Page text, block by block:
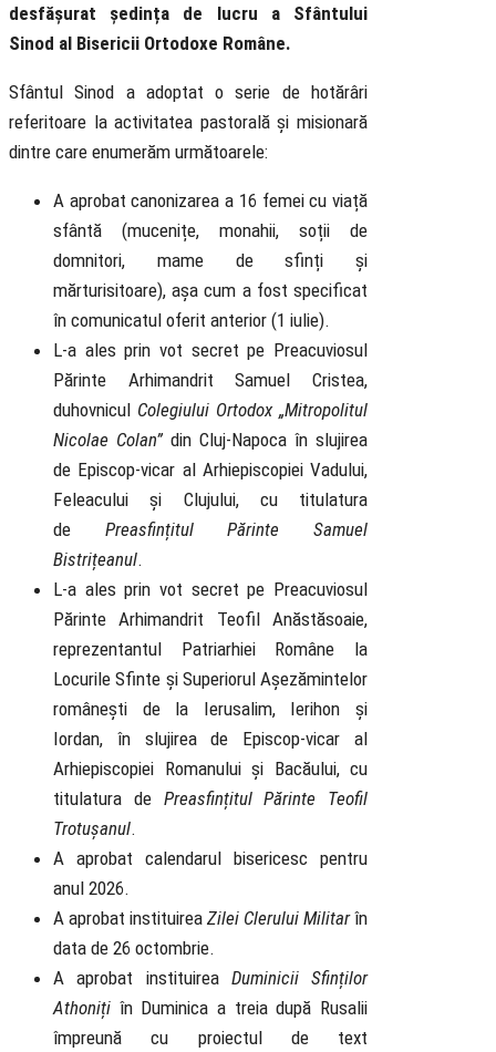
desfășurat ședința de lucru a Sfântului
Sinod al Bisericii Ortodoxe Române.
Sfântul Sinod a adoptat o serie de hotărâri
referitoare la activitatea pastorală și misionară
dintre care enumerăm următoarele:
A aprobat canonizarea a 16 femei cu viață
sfântă (mucenițe, monahii, soții de
domnitori, mame de sfinți și
mărturisitoare), așa cum a fost specificat
în comunicatul oferit anterior (1 iulie).
L-a ales prin vot secret pe Preacuviosul
Părinte Arhimandrit Samuel Cristea,
duhovnicul Colegiului Ortodox „Mitropolitul
Nicolae Colan”din Cluj-Napoca în slujirea
de Episcop-vicar al Arhiepiscopiei Vadului,
Feleacului și Clujului, cu titulatura
de Preasfințitul Părinte Samuel
Bistrițeanul.
L-a ales prin vot secret pe Preacuviosul
Părinte Arhimandrit Teofil Anăstăsoaie,
reprezentantul Patriarhiei Române la
Locurile Sfinte și Superiorul Așezămintelor
românești de la Ierusalim, Ierihon și
Iordan, în slujirea de Episcop-vicar al
Arhiepiscopiei Romanului și Bacăului, cu
titulatura de Preasfințitul Părinte Teofil
Trotușanul.
A aprobat calendarul bisericesc pentru
anul 2026.
A aprobat instituirea Zilei Clerului Militarîn
data de 26 octombrie.
A aprobat instituirea Duminicii Sfinților
Athoniți în Duminica a treia după Rusalii
împreună cu proiectul de text